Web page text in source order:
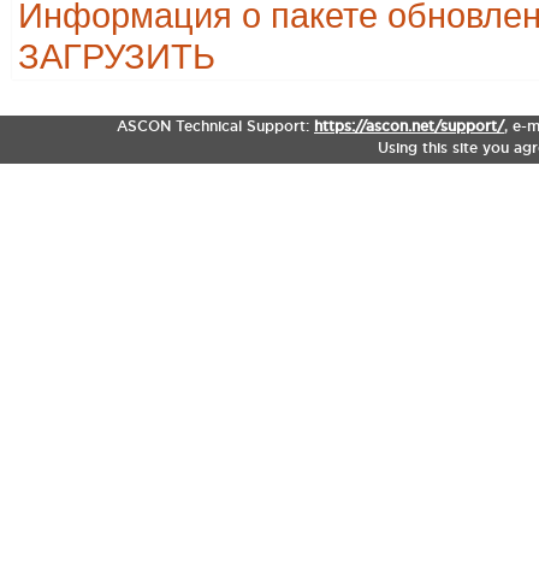
Информация о пакете
ЗАГРУЗИТЬ
ASCON Technical Support: https://ascon.net/support/, e-
Using this site you